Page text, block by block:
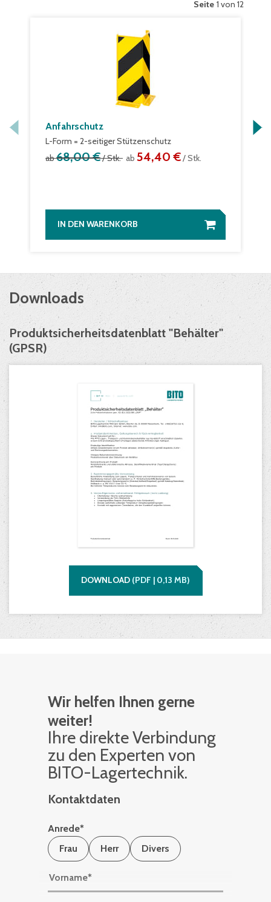
Seite 1 von 12
Anfahrschutz
L-Form = 2-seitiger Stützenschutz
ab68,00 €/ Stk. ab 54,40 €/ Stk.
IN DEN WARENKORB
Downloads
Produktsicherheitsdatenblatt "Behälter"
(GPSR)
DOWNLOAD (PDF | 0,13 MB)
Wir helfen Ihnen gerne
weiter!
Ihre di­rek­te Ver­bin­dung
zu den Ex­per­ten von
BITO-La­ger­tech­nik.
Kontaktdaten
Anrede*
Frau
Herr Divers
Vorname*